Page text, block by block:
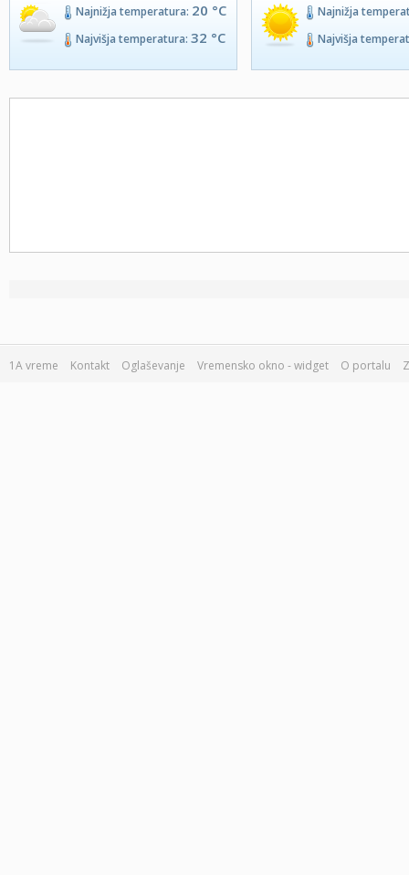
Najnižja temperatura: 20 °C
Najvišja temperatura: 32 °C
Najnižja
Najvišja
1A vreme Kontakt Oglaševanje Vremensko okno - widget O portalu